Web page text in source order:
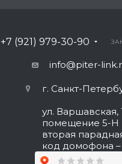
+7 (921) 979-30-90
info@piter-
г. Санкт-
ул. Варшавская,
помещение 5-Н
вторая
код домофона –